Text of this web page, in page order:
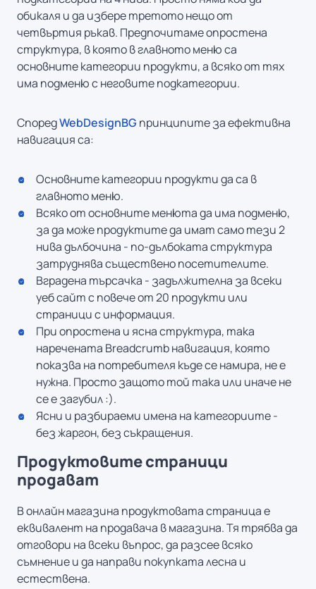
обикаля и да избере третото нещо от
четвъртия ръкав. Предпочитаме опростена
структура, в която в главното меню са
основните категории продукти, а всяко от тях
има подменю с неговите подкатегории.
СпоредWebDesignBG принципите за ефективна
навигация са:
Основните категории продукти да са в
главното меню.
Всяко от основните менюта да има подменю,
за да може продуктите да имат само тези 2
нива дълбочина - по-дълбоката структура
затруднява съществено посетителите.
Вградена търсачка - задължителна за всеки
уеб сайт с повече от 20 продукти или
страници с информация.
При опростена и ясна структура, така
наречената Breadcrumb навигация, която
показва на потребителя къде се намира, не е
нужна. Просто защото той така или иначе не
се е загубил :).
Ясни и разбираеми имена на категориите -
без жаргон, без съкращения.
Продуктовите страници
продават
В онлайн магазина продуктовата страница е
еквивалент на продавача в магазина. Тя трябва да
отговори на всеки въпрос, да разсее всяко
съмнение и да направи покупката лесна и
естествена.